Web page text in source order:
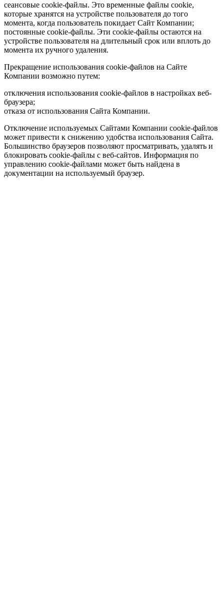
сеансовые cookie-файлы. Это временные файлы cookie,
которые хранятся на устройстве пользователя до того
момента, когда пользователь покидает Сайт Компании;
постоянные cookie-файлы. Эти cookie-файлы остаются на
устройстве пользователя на длительный срок или вплоть до
момента их ручного удаления.
Прекращение использования cookie-файлов на Сайте
Компании возможно путем:
отключения использования cookie-файлов в настройках веб-
браузера;
отказа от использования Сайта Компании.
Отключение используемых Сайтами Компании cookie-файлов
может привести к снижению удобства использования Сайта.
Большинство браузеров позволяют просматривать, удалять и
блокировать cookie-файлы c веб-сайтов. Информация по
управлению cookie-файлами может быть найдена в
документации на используемый браузер.